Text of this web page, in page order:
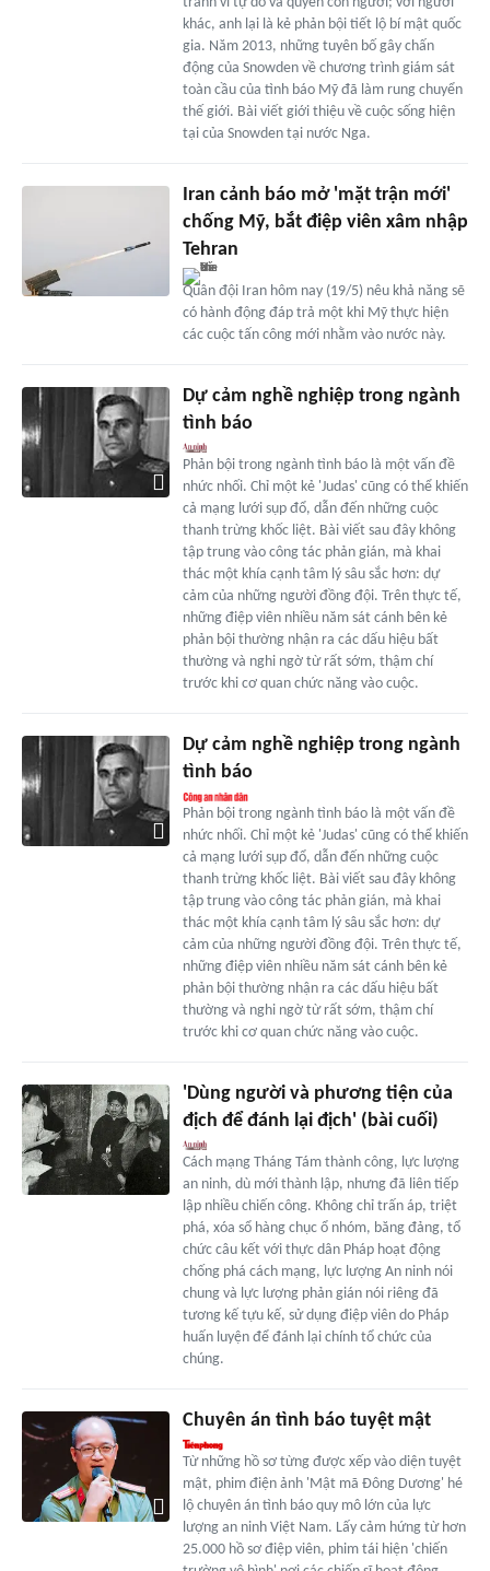
khác, anh lại là kẻ phản bội tiết lộ bí mật quốc
gia. Năm 2013, những tuyên bố gây chấn
động của Snowden về chương trình giám sát
toàn cầu của tình báo Mỹ đã làm rung chuyển
thế giới. Bài viết giới thiệu về cuộc sống hiện
tại của Snowden tại nước Nga.
Iran cảnh báo mở 'mặt trận mới'
chống Mỹ, bắt điệp viên xâm nhập
Tehran
Quân đội Iran hôm nay (19/5) nêu khả năng sẽ
có hành động đáp trả một khi Mỹ thực hiện
các cuộc tấn công mới nhằm vào nước này.
Dự cảm nghề nghiệp trong ngành
tình báo
Phản bội trong ngành tình báo là một vấn đề
nhức nhối. Chỉ một kẻ 'Judas' cũng có thể khiến
cả mạng lưới sụp đổ, dẫn đến những cuộc
thanh trừng khốc liệt. Bài viết sau đây không
tập trung vào công tác phản gián, mà khai
thác một khía cạnh tâm lý sâu sắc hơn: dự
cảm của những người đồng đội. Trên thực tế,
những điệp viên nhiều năm sát cánh bên kẻ
phản bội thường nhận ra các dấu hiệu bất
thường và nghi ngờ từ rất sớm, thậm chí
trước khi cơ quan chức năng vào cuộc.
Dự cảm nghề nghiệp trong ngành
tình báo
Phản bội trong ngành tình báo là một vấn đề
nhức nhối. Chỉ một kẻ 'Judas' cũng có thể khiến
cả mạng lưới sụp đổ, dẫn đến những cuộc
thanh trừng khốc liệt. Bài viết sau đây không
tập trung vào công tác phản gián, mà khai
thác một khía cạnh tâm lý sâu sắc hơn: dự
cảm của những người đồng đội. Trên thực tế,
những điệp viên nhiều năm sát cánh bên kẻ
phản bội thường nhận ra các dấu hiệu bất
thường và nghi ngờ từ rất sớm, thậm chí
trước khi cơ quan chức năng vào cuộc.
'Dùng người và phương tiện của
địch để đánh lại địch' (bài cuối)
Cách mạng Tháng Tám thành công, lực lượng
an ninh, dù mới thành lập, nhưng đã liên tiếp
lập nhiều chiến công. Không chỉ trấn áp, triệt
phá, xóa sổ hàng chục ổ nhóm, băng đảng, tổ
chức câu kết với thực dân Pháp hoạt động
chống phá cách mạng, lực lượng An ninh nói
chung và lực lượng phản gián nói riêng đã
tương kế tựu kế, sử dụng điệp viên do Pháp
huấn luyện để đánh lại chính tổ chức của
chúng.
Chuyên án tình báo tuyệt mật
Từ những hồ sơ từng được xếp vào diện tuyệt
mật, phim điện ảnh 'Mật mã Đông Dương' hé
lộ chuyên án tình báo quy mô lớn của lực
lượng an ninh Việt Nam. Lấy cảm hứng từ hơn
25.000 hồ sơ điệp viên, phim tái hiện 'chiến